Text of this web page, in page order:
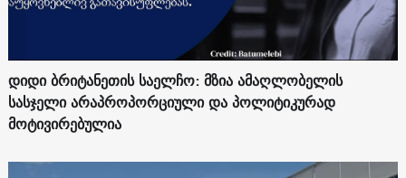
დიდი ბრიტანეთის საელჩო: მზია ამაღლობელის
სასჯელი არაპროპორციული და პოლიტიკურად
მოტივირებულია